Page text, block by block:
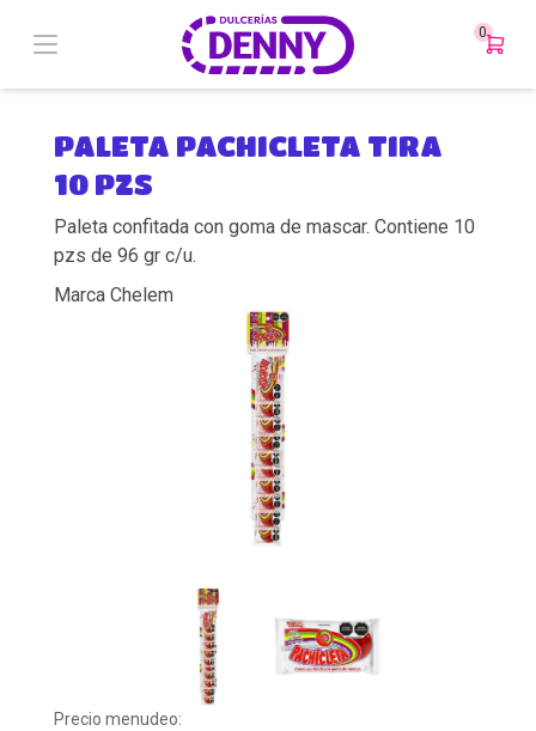
0
PALETA PACHICLETA TIRA
10 PZS
Paleta confitada con goma de mascar. Contiene 10
pzs de 96 gr c/u.
Marca Chelem
Precio menudeo: